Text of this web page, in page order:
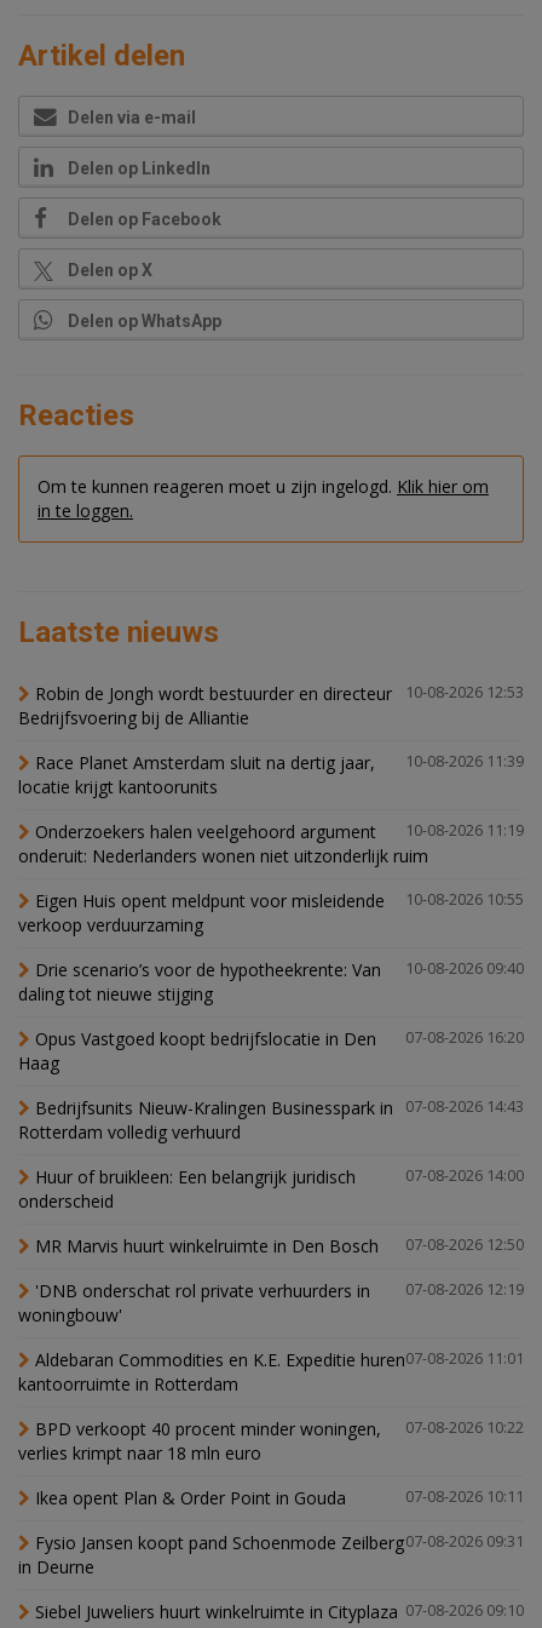
Artikel delen
Delen via e-mail
Delen op LinkedIn
Delen op Facebook
Delen op X
Delen op WhatsApp
Reacties
Om te kunnen reageren moet u zijn ingelogd. Klik hier om
in te loggen.
Laatste nieuws
10-08-2026 12:53
Robin de Jongh wordt bestuurder en directeur
Bedrijfsvoering bij de Alliantie
10-08-2026 11:39
Race Planet Amsterdam sluit na dertig jaar,
locatie krijgt kantoorunits
10-08-2026 11:19
Onderzoekers halen veelgehoord argument
onderuit: Nederlanders wonen niet uitzonderlijk ruim
10-08-2026 10:55
Eigen Huis opent meldpunt voor misleidende
verkoop verduurzaming
10-08-2026 09:40
Drie scenario’s voor de hypotheekrente: Van
daling tot nieuwe stijging
07-08-2026 16:20
Opus Vastgoed koopt bedrijfslocatie in Den
Haag
07-08-2026 14:43
Bedrijfsunits Nieuw-Kralingen Businesspark in
Rotterdam volledig verhuurd
07-08-2026 14:00
Huur of bruikleen: Een belangrijk juridisch
onderscheid
07-08-2026 12:50
MR Marvis huurt winkelruimte in Den Bosch
07-08-2026 12:19
'DNB onderschat rol private verhuurders in
woningbouw'
07-08-2026 11:01
Aldebaran Commodities en K.E. Expeditie huren
kantoorruimte in Rotterdam
07-08-2026 10:22
BPD verkoopt 40 procent minder woningen,
verlies krimpt naar 18 mln euro
07-08-2026 10:11
Ikea opent Plan & Order Point in Gouda
07-08-2026 09:31
Fysio Jansen koopt pand Schoenmode Zeilberg
in Deurne
07-08-2026 09:10
Siebel Juweliers huurt winkelruimte in Cityplaza